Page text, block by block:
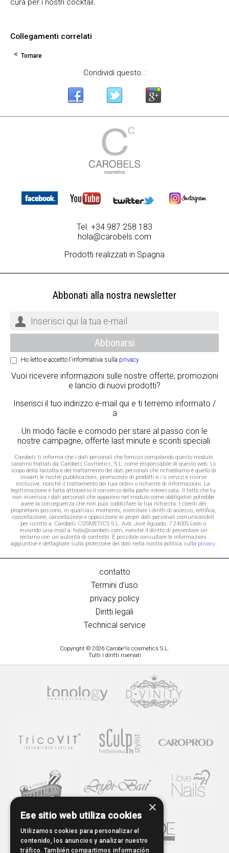
cura per i nostri cocktail.
Collegamenti correlati
Tornare
Condividi questo: :
Tel. +34 987 258 183
hola@carobels.com
Prodotti realizzati in Spagna
Abbonati alla nostra newsletter
Ho letto e accetto l´informativa sulla privacy
Vuoi ricevere informazioni sulle nostre offerte, promozioni
e lancio di nuovi prodotti?
Inserisci il tuo indirizzo e-mail qui e ti terremo informato /
a
Un modo facile e comodo per stare al passo con le
nostre campagne, offerte last minute e sconti speciali.
Carobels ti informa che i dati personali che fornisci compilando questo modulo
saranno trattati da Carobels Cosmetics, S.L. come responsabile di questo web. Lo
scopo della raccolta e del trattamento dei dati personali che richiediamo è quello di
inviarti le nostre pubblicazioni, promozioni di prodotti e / o servizi e risorse
esclusive, nonché il trattamento dei tuoi ordini o richieste di informazioni. La
legittimazione è fatta attraverso il consenso della parte interessata. Il fatto che tu
non inserisca i dati personali che appaiono nel modulo come obbligatori potrebbe
avere la conseguenza che non puoi soddisfare la tua richiesta. I clienti del
proprietario possono, in qualsiasi momento, esercitare i diritti di accesso, rettifica,
cancellazione, cancellazione e opposizione ai propri dati personali comunicandoli
per iscritto a: Carobels COSMETICS S.L. Avd. José Aguado, 7 24005 León o
inviando una mail a: hola@carobels.com, nonché il diritto di presentare un
reclamo con un´autorità di controllo. È possibile consultare le informazioni
aggiuntive e dettagliate sulla protezione dei dati nella nostra politica sulla privacy.
contatto
Termini d’uso
privacy policy
Diritti legali
Technical service
Copyright © 2026 Carobe'ls cosmetics S.L.
Tutti i diritti riservati
×
Ese sitio web utiliza cookies
Utilizamos cookies para personalizar el
contenido, los anuncios y analizar nuestro
tráfico. También compartimos información